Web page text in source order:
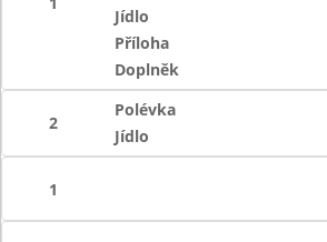
Jídlo
Příloha
Doplněk
2
Polévka
Jídlo
1